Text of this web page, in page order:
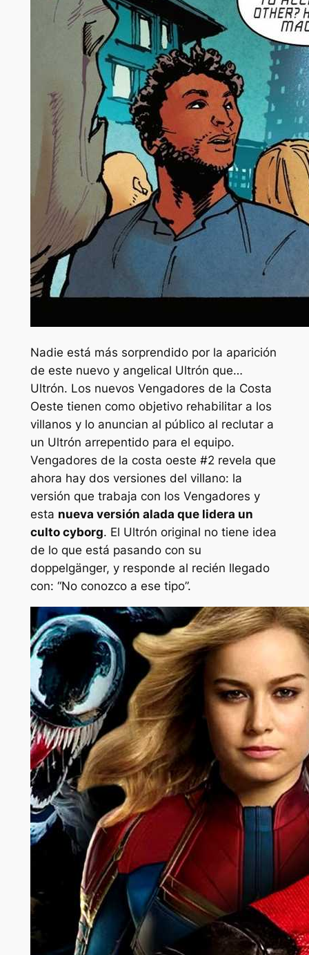
Nadie está más sorprendido por la aparición
de este nuevo y angelical Ultrón que…
Ultrón. Los nuevos Vengadores de la Costa
Oeste tienen como objetivo rehabilitar a los
villanos y lo anuncian al público al reclutar a
un Ultrón arrepentido para el equipo.
Vengadores de la costa oeste #2 revela que
ahora hay dos versiones del villano: la
versión que trabaja con los Vengadores y
esta nueva versión alada que lidera un
culto cyborg. El Ultrón original no tiene idea
de lo que está pasando con su
doppelgänger, y responde al recién llegado
con: “No conozco a ese tipo”.